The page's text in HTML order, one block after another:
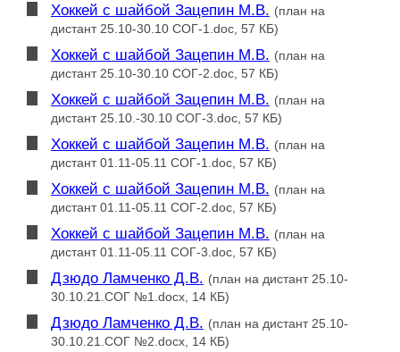
Хоккей с шайбой Зацепин М.В. (план на
дистант 25.10-30.10 СОГ-1.doc, 57 КБ)
Хоккей с шайбой Зацепин М.В. (план на
дистант 25.10-30.10 СОГ-2.doc, 57 КБ)
Хоккей с шайбой Зацепин М.В. (план на
дистант 25.10.-30.10 СОГ-3.doc, 57 КБ)
Хоккей с шайбой Зацепин М.В. (план на
дистант 01.11-05.11 СОГ-1.doc, 57 КБ)
Хоккей с шайбой Зацепин М.В. (план на
дистант 01.11-05.11 СОГ-2.doc, 57 КБ)
Хоккей с шайбой Зацепин М.В. (план на
дистант 01.11-05.11 СОГ-3.doc, 57 КБ)
Дзюдо Ламченко Д.В. (план на дистант 25.10-
30.10.21.СОГ №1.docx, 14 КБ)
Дзюдо Ламченко Д.В. (план на дистант 25.10-
30.10.21.СОГ №2.docx, 14 КБ)